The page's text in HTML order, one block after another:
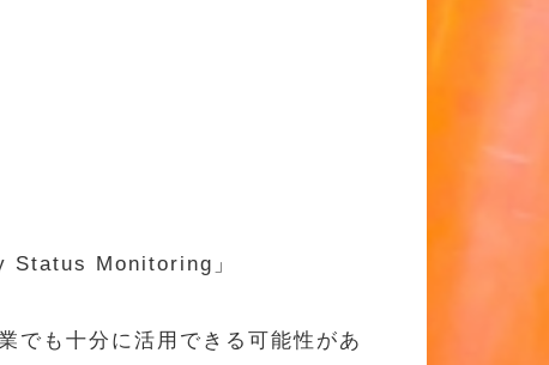
Status Monitoring」
でも十分に活用できる可能性があ